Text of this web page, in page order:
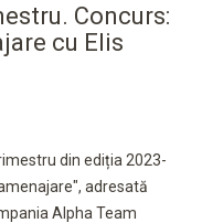
Concurs:
cu Elis
din ediția 2023-
adresată
Alpha Team